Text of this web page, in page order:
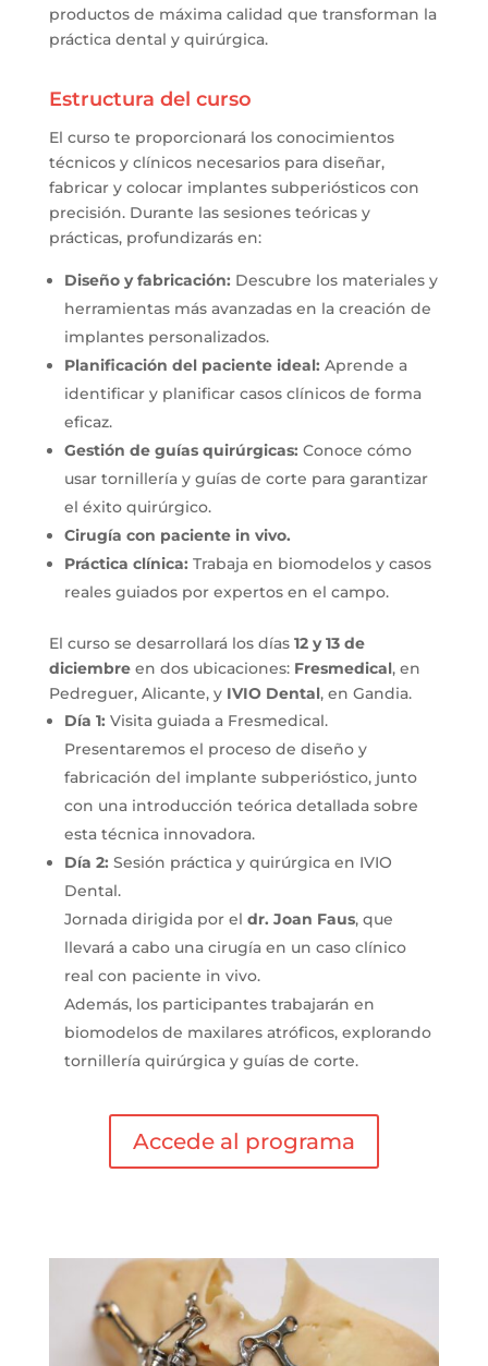
productos de máxima calidad que transforman la
práctica dental y quirúrgica.
Estructura del curso
El curso te proporcionará los conocimientos
técnicos y clínicos necesarios para diseñar,
fabricar y colocar implantes subperiósticos con
precisión. Durante las sesiones teóricas y
prácticas, profundizarás en:
Diseño y fabricación: Descubre los materiales y
herramientas más avanzadas en la creación de
implantes personalizados.
Planificación del paciente ideal: Aprende a
identificar y planificar casos clínicos de forma
eficaz.
Gestión de guías quirúrgicas: Conoce cómo
usar tornillería y guías de corte para garantizar
el éxito quirúrgico.
Cirugía con paciente in vivo.
Práctica clínica: Trabaja en biomodelos y casos
reales guiados por expertos en el campo.
El curso se desarrollará los días 12 y 13 de
diciembreen dos ubicaciones: Fresmedical, en
Pedreguer, Alicante, y IVIO Dental, en Gandia.
Día 1: Visita guiada a Fresmedical.
Presentaremos el proceso de diseño y
fabricación del implante subperióstico, junto
con una introducción teórica detallada sobre
esta técnica innovadora.
Día 2: Sesión práctica y quirúrgica en IVIO
Dental.
Jornada dirigida por el dr. Joan Faus, que
llevará a cabo una cirugía en un caso clínico
real con paciente in vivo.
Además, los participantes trabajarán en
biomodelos de maxilares atróficos, explorando
tornillería quirúrgica y guías de corte.
Accede al programa